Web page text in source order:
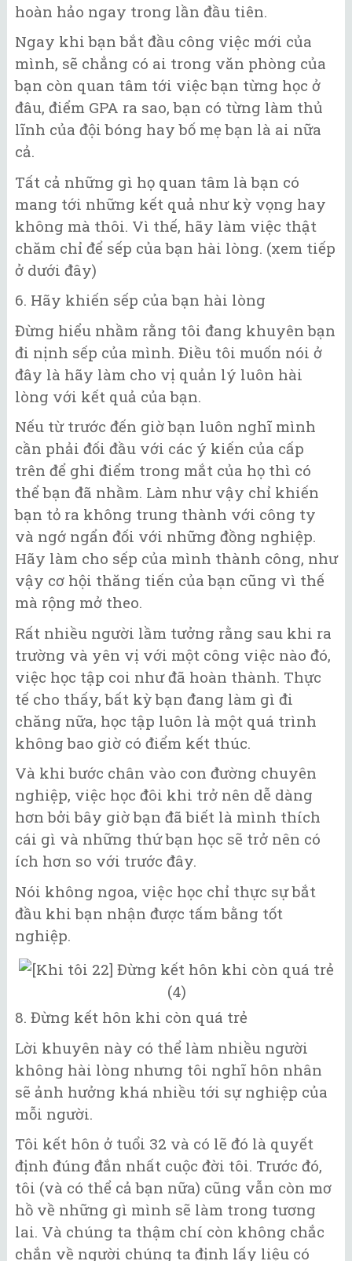
hoàn hảo ngay trong lần đầu tiên.
Ngay khi bạn bắt đầu công việc mới của
mình, sẽ chẳng có ai trong văn phòng của
bạn còn quan tâm tới việc bạn từng học ở
đâu, điểm GPA ra sao, bạn có từng làm thủ
lĩnh của đội bóng hay bố mẹ bạn là ai nữa
cả.
Tất cả những gì họ quan tâm là bạn có
mang tới những kết quả như kỳ vọng hay
không mà thôi. Vì thế, hãy làm việc thật
chăm chỉ để sếp của bạn hài lòng. (xem tiếp
ở dưới đây)
6. Hãy khiến sếp của bạn hài lòng
Đừng hiểu nhầm rằng tôi đang khuyên bạn
đi nịnh sếp của mình. Điều tôi muốn nói ở
đây là hãy làm cho vị quản lý luôn hài
lòng với kết quả của bạn.
Nếu từ trước đến giờ bạn luôn nghĩ mình
cần phải đối đầu với các ý kiến của cấp
trên để ghi điểm trong mắt của họ thì có
thể bạn đã nhầm. Làm như vậy chỉ khiến
bạn tỏ ra không trung thành với công ty
và ngớ ngẩn đối với những đồng nghiệp.
Hãy làm cho sếp của mình thành công, như
vậy cơ hội thăng tiến của bạn cũng vì thế
mà rộng mở theo.
Rất nhiều người lầm tưởng rằng sau khi ra
trường và yên vị với một công việc nào đó,
việc học tập coi như đã hoàn thành. Thực
tế cho thấy, bất kỳ bạn đang làm gì đi
chăng nữa, học tập luôn là một quá trình
không bao giờ có điểm kết thúc.
Và khi bước chân vào con đường chuyên
nghiệp, việc học đôi khi trở nên dễ dàng
hơn bởi bây giờ bạn đã biết là mình thích
cái gì và những thứ bạn học sẽ trở nên có
ích hơn so với trước đây.
Nói không ngoa, việc học chỉ thực sự bắt
đầu khi bạn nhận được tấm bằng tốt
nghiệp.
8. Đừng kết hôn khi còn quá trẻ
Lời khuyên này có thể làm nhiều người
không hài lòng nhưng tôi nghĩ hôn nhân
sẽ ảnh hưởng khá nhiều tới sự nghiệp của
mỗi người.
Tôi kết hôn ở tuổi 32 và có lẽ đó là quyết
định đúng đắn nhất cuộc đời tôi. Trước đó,
tôi (và có thể cả bạn nữa) cũng vẫn còn mơ
hồ về những gì mình sẽ làm trong tương
lai. Và chúng ta thậm chí còn không chắc
chắn về người chúng ta định lấy liệu có